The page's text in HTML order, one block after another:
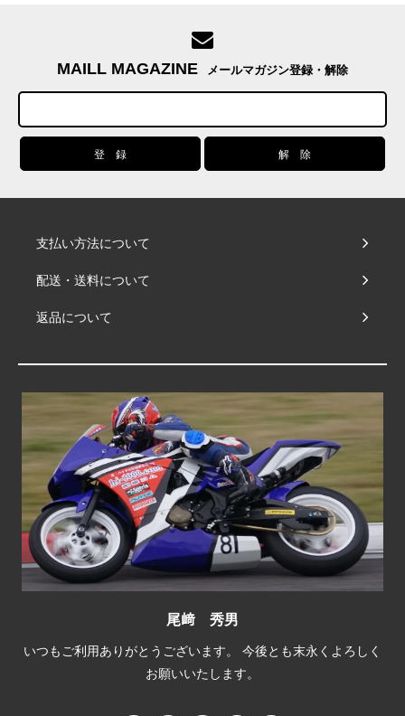
MAILL MAGAZINE メールマガジン登録・解除
支払い方法について
配送・送料について
返品について
尾﨑 秀男
いつもご利用ありがとうございます。 今後とも末永くよろしく
お願いいたします。